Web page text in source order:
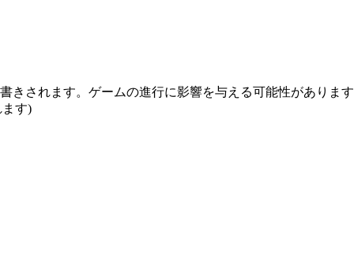
きされます。ゲームの進行に影響を与える可能性があります
す)